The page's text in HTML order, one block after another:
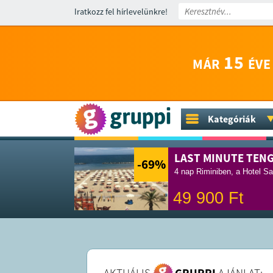
Iratkozz fel hírlevelünkre!
MÁR 15
Kategóriák
-69% LAST MINUTE
4 nap Riminiben, a Hotel
49 900 Ft